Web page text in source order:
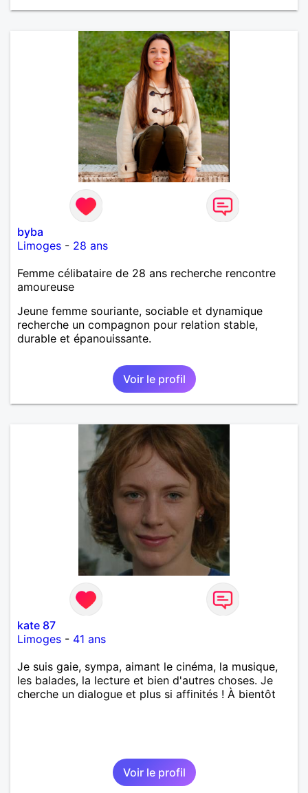
byba
Limoges - 28 ans
Femme célibataire de 28 ans recherche rencontre
amoureuse
Jeune femme souriante, sociable et dynamique
recherche un compagnon pour relation stable,
durable et épanouissante.
Voir le profil
kate 87
Limoges - 41 ans
Je suis gaie, sympa, aimant le cinéma, la musique,
les balades, la lecture et bien d'autres choses. Je
cherche un dialogue et plus si affinités ! À bientôt
Voir le profil